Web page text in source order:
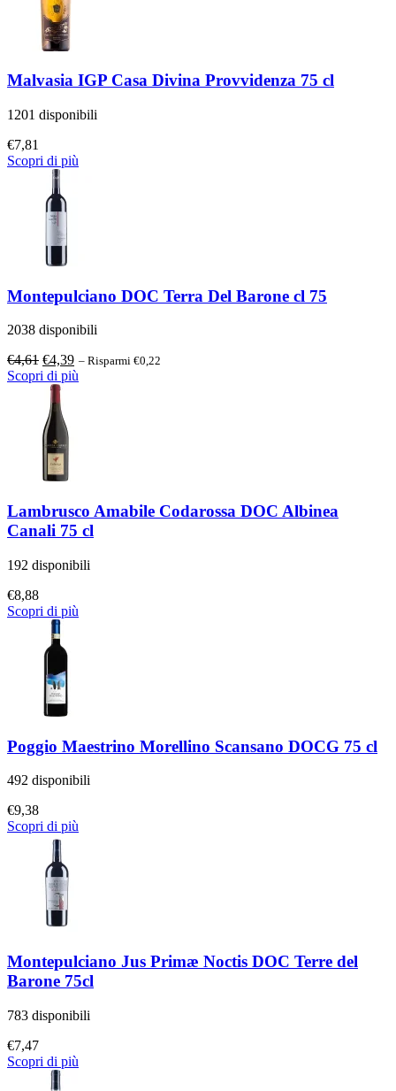
Malvasia IGP Casa Divina Provvidenza 75 cl
1201 disponibili
€7,81
Scopri di più
Montepulciano DOC Terra Del Barone cl 75
2038 disponibili
€4,61 Il
prezzo
originale
era:
€4,61.
€4,39Il
prezzo
– Risparmi €0,22
Scopri di più
Lambrusco Amabile Codarossa DOC Albinea
Canali 75 cl
192 disponibili
€8,88
Scopri di più
Poggio Maestrino Morellino Scansano DOCG 75 cl
492 disponibili
€9,38
Scopri di più
Montepulciano Jus Primæ Noctis DOC Terre del
Barone 75cl
783 disponibili
€7,47
Scopri di più